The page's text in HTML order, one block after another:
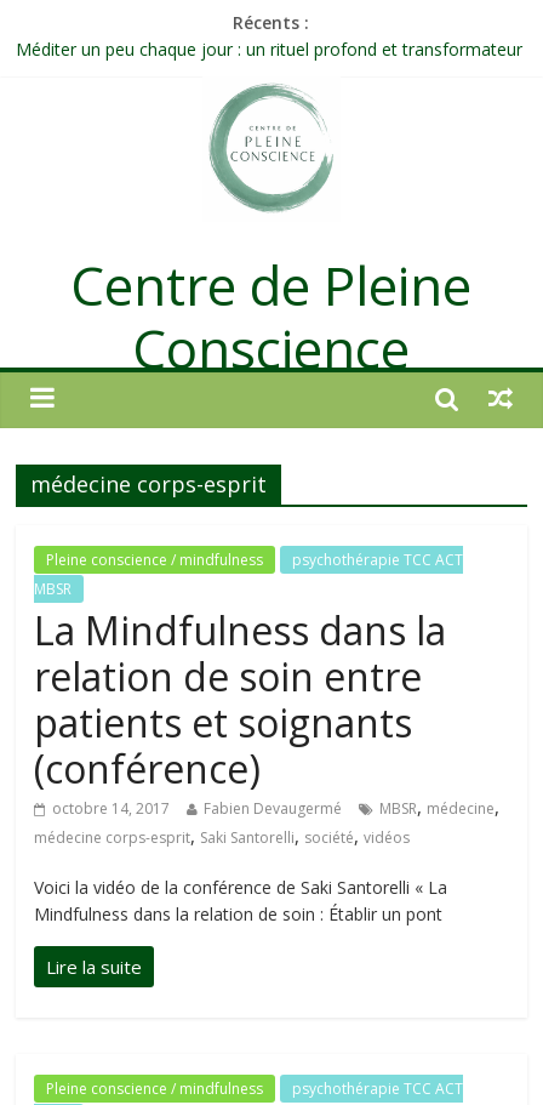
Récents :
Méditer un peu chaque jour : un rituel profond et transformateur
Célébrer la Vie jusque dans les petites actions
Quand on n’arrive plus à agir : et si ce n’était pas un manque de
Une attention consciente d’elle-même, non dirigée par le mental
Centre de Pleine
Conscience
médecine corps-esprit
Pleine conscience / mindfulness
psychothérapie TCC ACT
MBSR
La Mindfulness dans la
relation de soin entre
patients et soignants
(conférence)
octobre 14, 2017 Fabien Devaugermé MBSR, médecine,
médecine corps-esprit, Saki Santorelli, société,vidéos
Voici la vidéo de la conférence de Saki Santorelli « La
Mindfulness dans la relation de soin : Établir un pont
Pleine conscience / mindfulness
psychothérapie TCC ACT